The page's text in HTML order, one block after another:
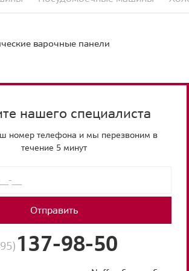
варочные панели
нашего специалиста
номер телефона и мы перезвоним в
течение 5 минут
Отправить
137-98-50